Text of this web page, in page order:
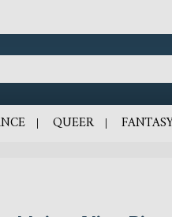
QUEER